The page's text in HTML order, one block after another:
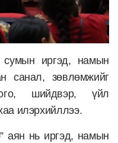
сумын иргэд, намын
санал, зөвлөмжийг
шийдвэр, үйл
илэрхийллээ.
аян нь иргэд, намын